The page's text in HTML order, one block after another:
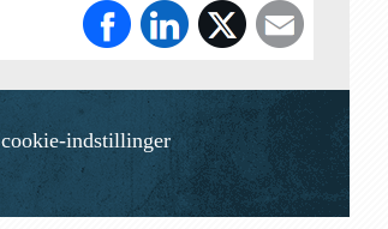
cookie-indstillinger